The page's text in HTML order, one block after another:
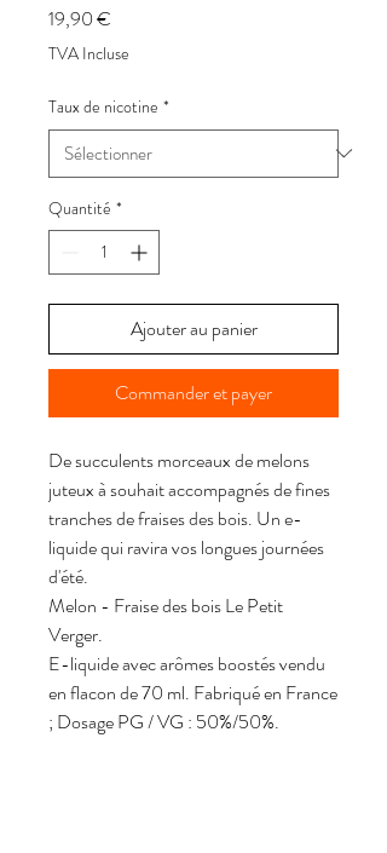
19,90 €
TVA Incluse
Taux de nicotine *
Quantité *
Ajouter au panier
Commander et payer
De succulents morceaux de melons
juteux à souhait accompagnés de fines
tranches de fraises des bois. Un e-
liquide qui ravira vos longues journées
d'été.
Melon - Fraise des bois Le Petit
Verger.
E-liquide avec arômes boostés vendu
en flacon de 70 ml. Fabriqué en France
; Dosage PG / VG : 50%/50%.